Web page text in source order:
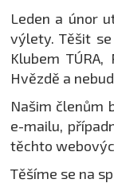
Leden a únor
výlety. Těšit se
Klubem
Hvězdě a
Našim členům
e-mailu,
těchto
Těšíme se na